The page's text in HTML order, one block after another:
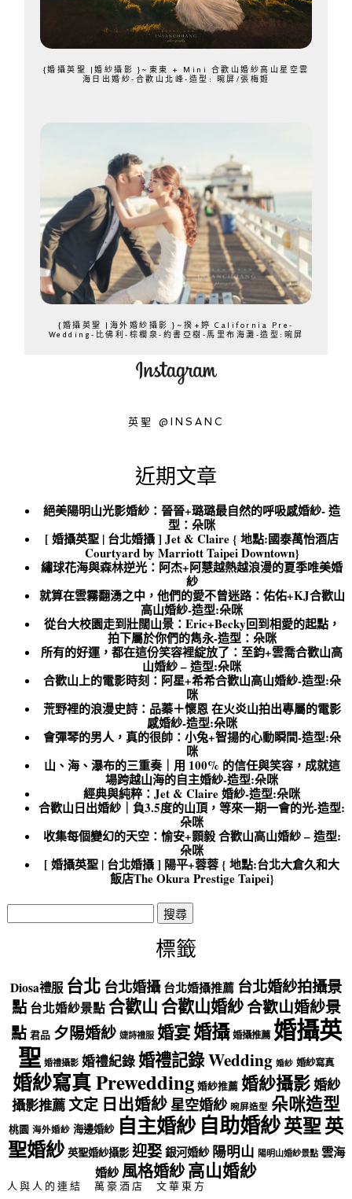
{婚攝英聖 |婚紗攝影 }~東東 + Mini 合歡山婚紗高山星空雲
海日出婚紗-合歡山北峰-造型: 晼屏/張梅姬
{婚攝英聖 |海外婚紗攝影 }~揆+婷 California Pre-
Wedding-比佛利-棕櫚泉-約書亞樹-馬里布海灘-造型:晼屏
英聖 @INSANC
近期文章
絕美陽明山光影婚紗：晉晉+璐璐最自然的呼吸感婚紗- 造
型：朵咪
[ 婚攝英聖 | 台北婚攝 ] Jet & Claire { 地點:國泰萬怡酒店
Courtyard by Marriott Taipei Downtown}
繡球花海與森林逆光：阿杰+阿慧越熱越浪漫的夏季唯美婚
紗
就算在雲霧翻湧之中，他們的愛不曾迷路：佑佑+KJ合歡山
高山婚紗-造型:朵咪
從台大校園走到壯闊山景：Eric+Becky回到相愛的起點，
拍下屬於你們的雋永-造型：朵咪
所有的好運，都在這份笑容裡綻放了：至鈞+雲喬合歡山高
山婚紗 – 造型:朵咪
合歡山上的電影時刻：阿星+希希合歡山高山婚紗-造型:朵
咪
荒野裡的浪漫史詩：品蓁＋懷恩 在火炎山拍出專屬的電影
感婚紗-造型:朵咪
會彈琴的男人，真的很帥：小兔+智揚的心動瞬間-造型:朵
咪
山、海、瀑布的三重奏｜用 100% 的信任與笑容，成就這
場跨越山海的自主婚紗-造型:朵咪
經典與純粹：Jet & Claire 婚紗-造型:朵咪
合歡山日出婚紗｜負3.5度的山頂，等來一期一會的光-造型:
朵咪
收集每個變幻的天空：愉安+顥毅 合歡山高山婚紗 – 造型:
朵咪
[ 婚攝英聖 | 台北婚攝 ] 陽平+蓉蓉 { 地點:台北大倉久和大
飯店The Okura Prestige Taipei}
搜
尋
標籤
Diosa禮服 台北台北婚攝 台北婚攝推薦 台北婚紗拍攝景
點 台北婚紗景點 合歡山合歡山婚紗合歡山婚紗景
點 君品 夕陽婚紗 婕詩禮服 婚宴婚攝 婚攝推薦 婚攝英
聖 婚禮攝影 婚禮紀錄婚禮記錄 Wedding 婚紗 婚紗寫真
婚紗寫真 Prewedding 婚紗推薦 婚紗攝影婚紗
攝影推薦文定 日出婚紗星空婚紗 晼屏造型 朵咪造型
桃園 海外婚紗 海邊婚紗 自主婚紗 自助婚紗英聖英
聖婚紗 英聖婚紗攝影 迎娶 銀河婚紗 陽明山 陽明山婚紗景點 雲海
婚紗風格婚紗高山婚紗
人與人的連結 萬豪酒店 文華東方